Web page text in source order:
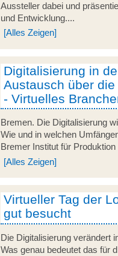
Aussteller dabei und
und Entwicklung....
[Alles Zeigen]
Digitalisierung in
Austausch über
- Virtuelles
Bremen. Die Digitalisierung
Wie und in welchen
Bremer Institut für
[Alles Zeigen]
Virtueller Tag der
gut besucht
Die Digitalisierung verändert
Was genau bedeutet das für